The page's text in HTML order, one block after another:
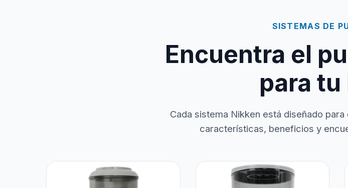
SISTEMAS DE
Encuentra el
para
Cada sistema Nikken está diseñado
características, beneficios y